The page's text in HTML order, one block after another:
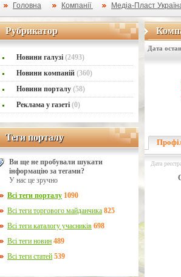
Головна Компанії Медіа-Пласт
Рубрикатор
Рубрикатор
Новини галузі (2493)
Новини компаній (360)
Новини порталу (58)
Реклама у газеті (0)
Теги порталу
Теги порталу
Ви ще не пробували шукати
інформацію за тегами?
У нас це зручно
Всі теги порталу 1090
Всі теги торгового майданчика 825
Всі теги каталогу учасників 698
Всі теги новин 489
Всі теги статей 539
Дата
Дата